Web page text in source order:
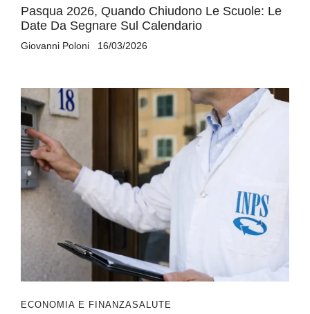
Pasqua 2026, Quando Chiudono Le Scuole: Le
Date Da Segnare Sul Calendario
Giovanni Poloni 16/03/2026
ECONOMIA E FINANZASALUTE